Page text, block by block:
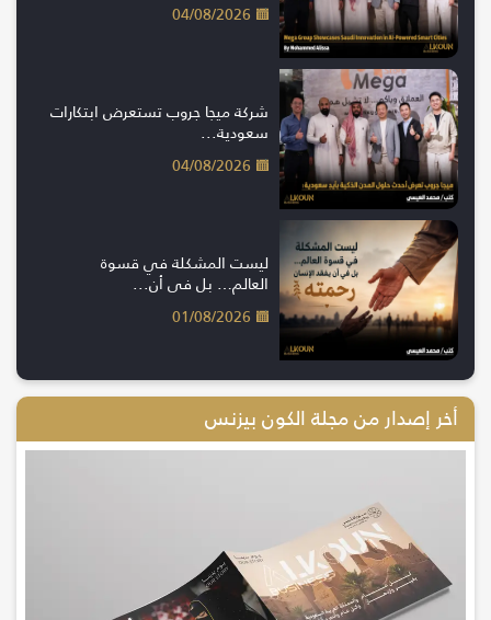
04/08/2026
شركة ميجا جروب تستعرض ابتكارات
سعودية...
04/08/2026
ليست المشكلة في قسوة
العالم… بل في أن...
01/08/2026
أخر إصدار من مجلة الكون بيزنس